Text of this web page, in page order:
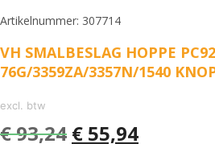
Artikelnummer: 307714
VH SMALBESLAG HOPPE
76G/3359ZA/3357N/1540
excl. btw
€93,24 € 55,94